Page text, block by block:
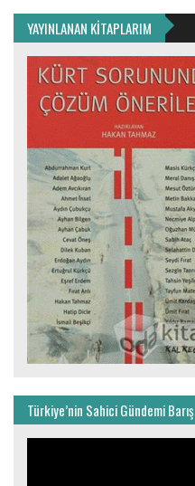
YAYINLANAN KİTAPLARIM
Türkiye’nin Sahici Gündemi Barış